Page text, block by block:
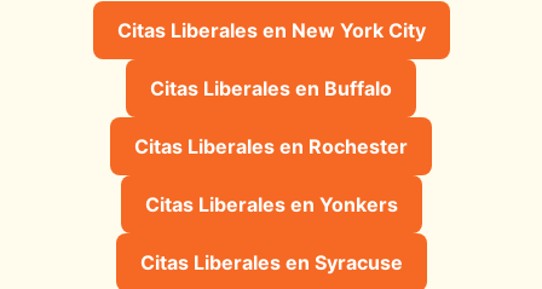
Citas Liberales en New York City
Citas Liberales en Buffalo
Citas Liberales en Rochester
Citas Liberales en Yonkers
Citas Liberales en Syracuse